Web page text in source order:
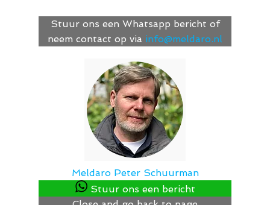
Stuur ons een Whatsapp bericht of
neem contact op via info@meldaro.nl
Meldaro Peter Schuurman
Stuur ons een bericht